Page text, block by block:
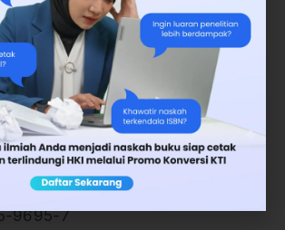
Bisa juga digunakan di layar
untuk menampilkan judul.
penulisan ISBN yang dikutip
Nasional RI (2017)
sayap patah (Sumber Elektronis)
978-602-291-380-1
Ebook dalam PDF: ISBN 978-
9695-7